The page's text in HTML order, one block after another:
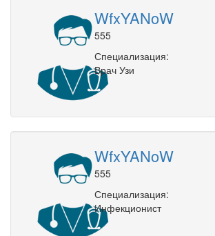
WfxYANoW
555
Специализация:
Врач Узи
WfxYANoW
555
Специализация:
Инфекционист